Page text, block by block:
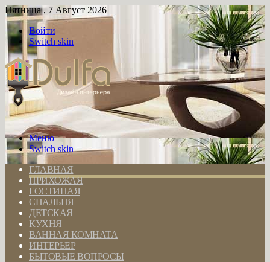
Пятница , 7 Август 2026
Войти
Switch skin
Меню
Switch skin
ГЛАВНАЯ
ПРИХОЖАЯ
ГОСТИНАЯ
СПАЛЬНЯ
ДЕТСКАЯ
КУХНЯ
ВАННАЯ КОМНАТА
ИНТЕРЬЕР
БЫТОВЫЕ ВОПРОСЫ